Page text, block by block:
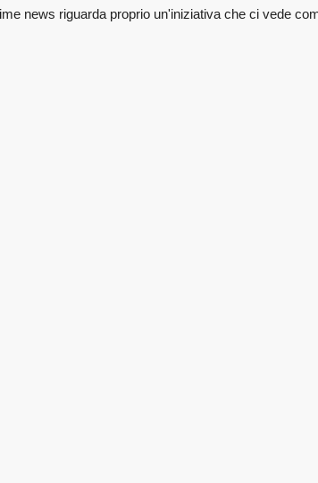
news riguarda proprio un'iniziativa che ci vede